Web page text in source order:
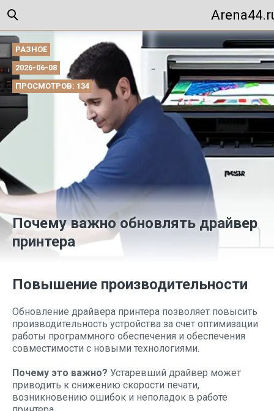
РАЗНОЕ
2026-06-08
ПРОСМОТРОВ: 134
Почему важно обновлять драйвер
принтера
Повышение производительности
Обновление драйвера принтера позволяет повысить
производительность устройства за счет оптимизации
работы программного обеспечения и обеспечения
совместимости с новыми технологиями.
Почему это важно? Устаревший драйвер может
приводить к снижению скорости печати,
возникновению ошибок и неполадок в работе